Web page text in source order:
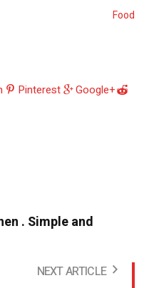
Food
Pinterest
Google+
. Simple and
NEXT ARTICLE